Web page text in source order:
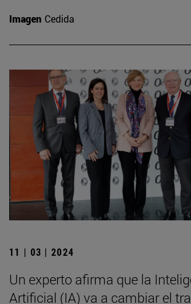
Imagen Cedida
11 | 03 | 2024
Un experto afirma que la
Artificial (IA) va a cambiar el